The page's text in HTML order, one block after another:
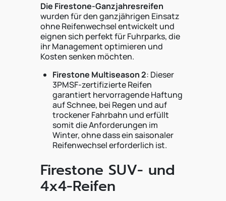
Die Firestone-Ganzjahresreifen
wurden für den ganzjährigen Einsatz
ohne Reifenwechsel entwickelt und
eignen sich perfekt für Fuhrparks, die
ihr Management optimieren und
Kosten senken möchten.
Firestone Multiseason 2: Dieser
3PMSF-zertifizierte Reifen
garantiert hervorragende Haftung
auf Schnee, bei Regen und auf
trockener Fahrbahn und erfüllt
somit die Anforderungen im
Winter, ohne dass ein saisonaler
Reifenwechsel erforderlich ist.
Firestone SUV- und
4x4-Reifen